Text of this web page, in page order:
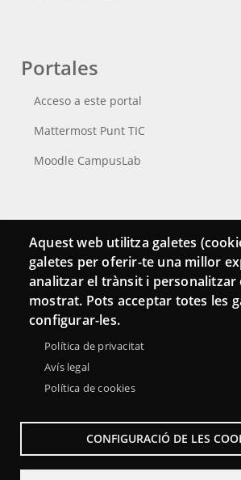
Portales
Acceso a este portal
Mattermost Punt TIC
Moodle CampusLab
Conecta
Contacto
Hemeroteca
Aquest web utilitza galetes
galetes per oferir-te una millor
analitzar el trànsit i personalitzar
mostrat. Pots acceptar totes les
configurar-les.
Política de privacitat
Avís legal
Política de cookies
CONFIGURACIÓ DE LES